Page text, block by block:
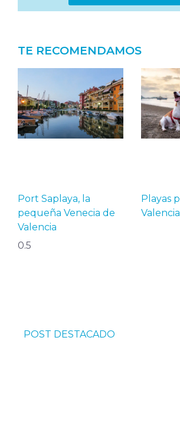
TE RECOMENDAMOS
Port Saplaya, la
pequeña Venecia de
Valencia
Playas para perros en
Valencia
POST DESTACADO